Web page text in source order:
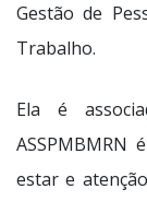
Gestão de
Trabalho.
Ela é
ASSPMBMRN
estar e